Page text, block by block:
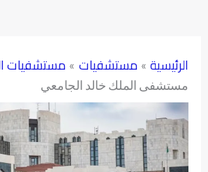
الرئيسية مستشفيات مستشفيات
مستشفى الملك خالد الجامعي